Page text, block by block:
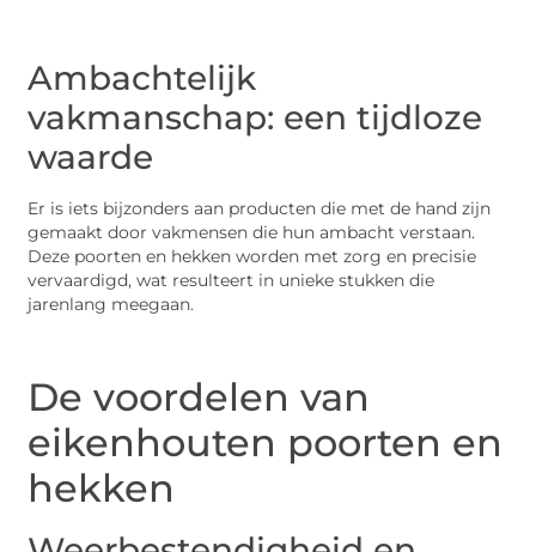
Ambachtelijk
vakmanschap: een tijdloze
waarde
Er is iets bijzonders aan producten die met de hand zijn
gemaakt door vakmensen die hun ambacht verstaan.
Deze poorten en hekken worden met zorg en precisie
vervaardigd, wat resulteert in unieke stukken die
jarenlang meegaan.
De voordelen van
eikenhouten poorten en
hekken